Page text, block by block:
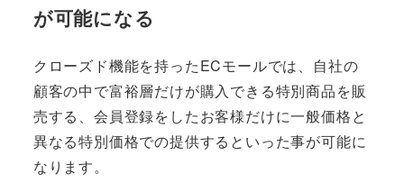
が可能になる
クローズド機能を持ったECモールでは、自社の
顧客の中で富裕層だけが購入できる特別商品を販
売する、会員登録をしたお客様だけに一般価格と
異なる特別価格での提供するといった事が可能に
なります。